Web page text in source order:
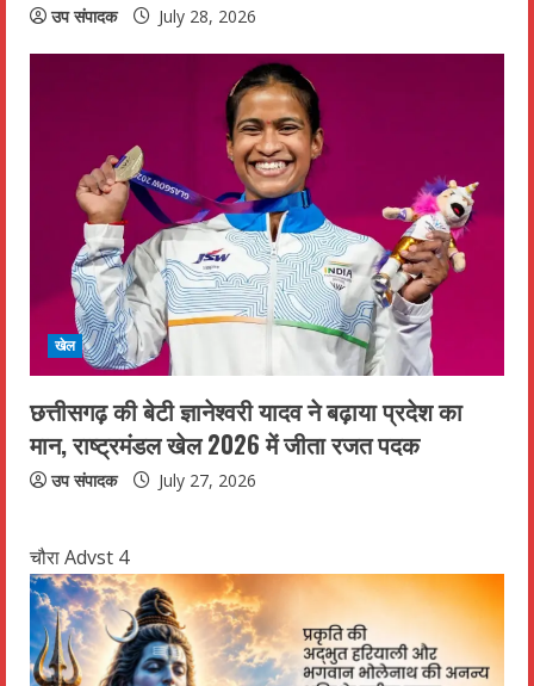
उप संपादक July 28, 2026
खेल
छत्तीसगढ़ की बेटी ज्ञानेश्वरी यादव ने बढ़ाया प्रदेश का
मान, राष्ट्रमंडल खेल 2026 में जीता रजत पदक
उप संपादक July 27, 2026
चौरा Advst 4